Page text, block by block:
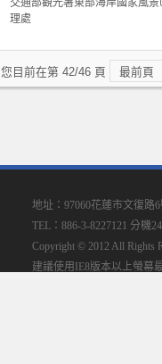
交通部觀光署東部海岸國家風景
理處
您目前在第 42/46 頁 最前頁
地址：97060花蓮市文復路
TEL：886-3-8227121 分機
Copyright © 2012 All Rights
建議使用IE8版本以上螢幕